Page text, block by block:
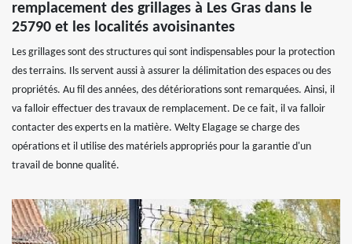
remplacement des grillages à Les Gras dans le
25790 et les localités avoisinantes
Les grillages sont des structures qui sont indispensables pour la protection
des terrains. Ils servent aussi à assurer la délimitation des espaces ou des
propriétés. Au fil des années, des détériorations sont remarquées. Ainsi, il
va falloir effectuer des travaux de remplacement. De ce fait, il va falloir
contacter des experts en la matière. Welty Elagage se charge des
opérations et il utilise des matériels appropriés pour la garantie d'un
travail de bonne qualité.